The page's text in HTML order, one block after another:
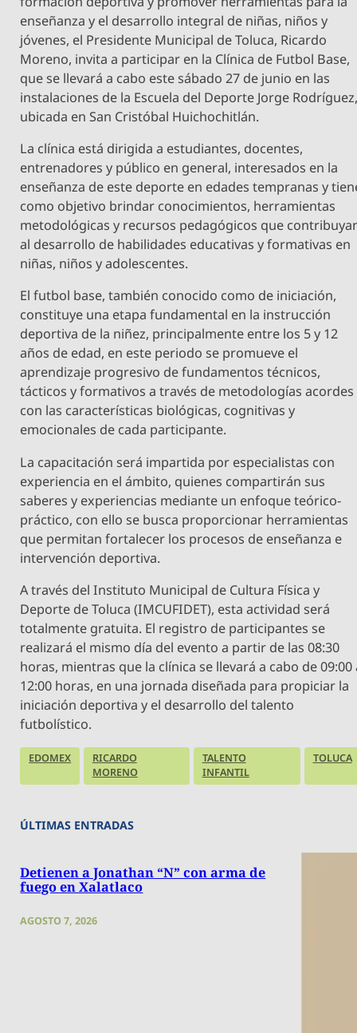
enseñanza y el desarrollo integral de niñas, niños y
jóvenes, el Presidente Municipal de Toluca, Ricardo
Moreno, invita a participar en la Clínica de Futbol Base,
que se llevará a cabo este sábado 27 de junio en las
instalaciones de la Escuela del Deporte Jorge
ubicada en San Cristóbal Huichochitlán.
La clínica está dirigida a estudiantes, docentes,
entrenadores y público en general, interesados en la
enseñanza de este deporte en edades tempranas y
como objetivo brindar conocimientos, herramientas
metodológicas y recursos pedagógicos que
al desarrollo de habilidades educativas y formativas en
niñas, niños y adolescentes.
El futbol base, también conocido como de iniciación,
constituye una etapa fundamental en la instrucción
deportiva de la niñez, principalmente entre los 5 y 12
años de edad, en este periodo se promueve el
aprendizaje progresivo de fundamentos técnicos,
tácticos y formativos a través de metodologías acordes
con las características biológicas, cognitivas y
emocionales de cada participante.
La capacitación será impartida por especialistas con
experiencia en el ámbito, quienes compartirán sus
saberes y experiencias mediante un enfoque teórico-
práctico, con ello se busca proporcionar herramientas
que permitan fortalecer los procesos de enseñanza e
intervención deportiva.
A través del Instituto Municipal de Cultura Física y
Deporte de Toluca (IMCUFIDET), esta actividad será
totalmente gratuita. El registro de participantes se
realizará el mismo día del evento a partir de las 08:30
horas, mientras que la clínica se llevará a cabo de 09:00
12:00 horas, en una jornada diseñada para propiciar la
iniciación deportiva y el desarrollo del talento
futbolístico.
EDOMEX
RICARDO
MORENO
TALENTO
INFANTIL
TOLUCA
ÚLTIMAS ENTRADAS
Detienen a Jonathan “N” con arma de
fuego en Xalatlaco
AGOSTO 7, 2026